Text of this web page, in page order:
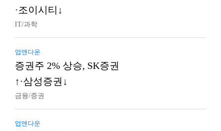
·조이시티↓
IT/과학
업앤다운
증권주 2% 상승, SK증권
↑·삼성증권↓
금융/증권
업앤다운